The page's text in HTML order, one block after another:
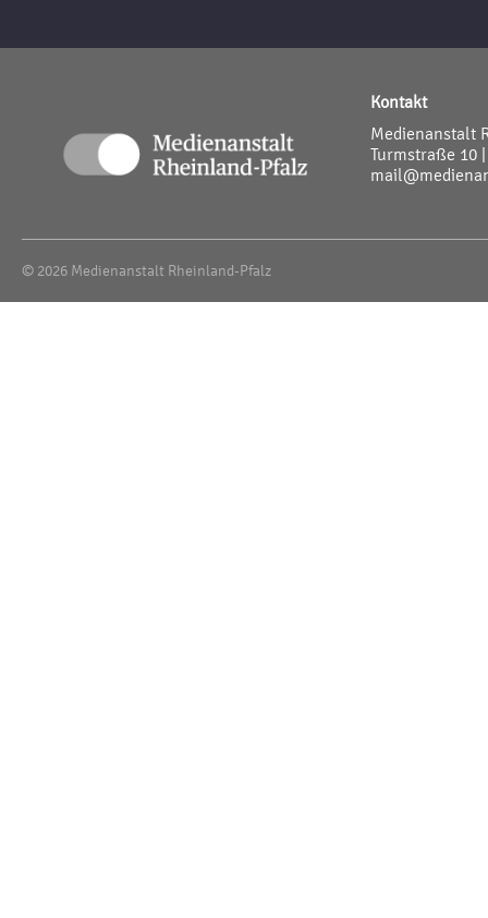
Kontakt
Medienanstalt
Turmstraße 10
© 2026 Medienanstalt Rheinland-Pfalz